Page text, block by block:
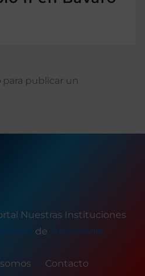
para publicar un
Nuestras Instituciones
News de ThemeArile
Contacto